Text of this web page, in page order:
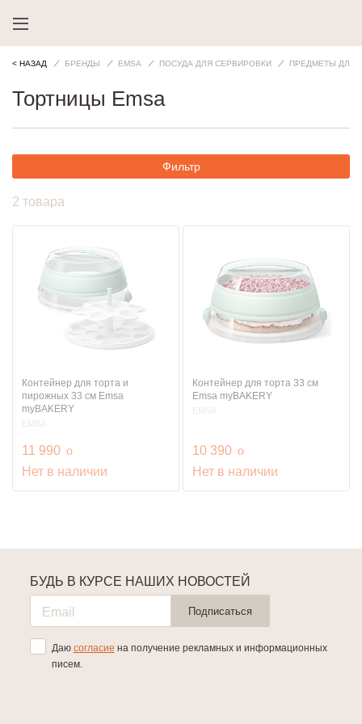
< НАЗАД БРЕНДЫ EMSA ПОСУДА ДЛЯ СЕРВИРОВКИ ПРЕДМЕТЫ ДЛЯ
Тортницы Emsa
Фильтр
2 товара
Контейнер для торта и
пирожных 33 см Emsa
myBAKERY
EMSA
11 990 руб.
o
Нет в наличии
Контейнер для торта 33 см
Emsa myBAKERY
EMSA
10 390 руб.
o
Нет в наличии
БУДЬ В КУРСЕ НАШИХ НОВОСТЕЙ
Подписаться
Даю согласие на получение рекламных и информационных
писем.